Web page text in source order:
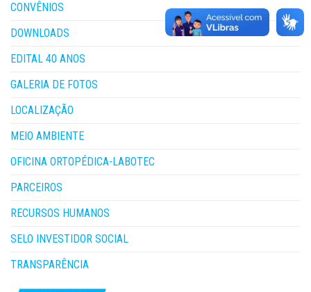
CONVÊNIOS
DOWNLOADS
EDITAL 40 ANOS
GALERIA DE FOTOS
LOCALIZAÇÃO
MEIO AMBIENTE
OFICINA ORTOPÉDICA-LABOTEC
PARCEIROS
RECURSOS HUMANOS
SELO INVESTIDOR SOCIAL
TRANSPARÊNCIA